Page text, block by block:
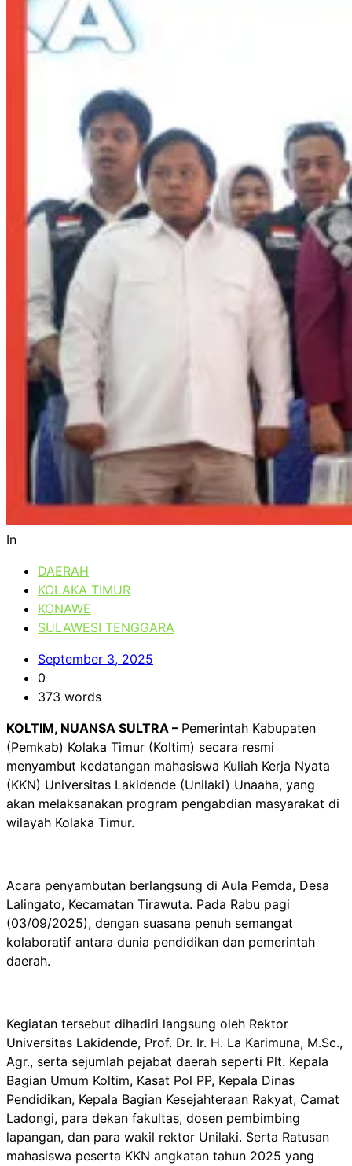
In
DAERAH
KOLAKA TIMUR
KONAWE
SULAWESI TENGGARA
September 3, 2025
0
373 words
KOLTIM, NUANSA SULTRA – Pemerintah Kabupaten
(Pemkab) Kolaka Timur (Koltim) secara resmi
menyambut kedatangan mahasiswa Kuliah Kerja Nyata
(KKN) Universitas Lakidende (Unilaki) Unaaha, yang
akan melaksanakan program pengabdian masyarakat di
wilayah Kolaka Timur.
Acara penyambutan berlangsung di Aula Pemda, Desa
Lalingato, Kecamatan Tirawuta. Pada Rabu pagi
(03/09/2025), dengan suasana penuh semangat
kolaboratif antara dunia pendidikan dan pemerintah
daerah.
Kegiatan tersebut dihadiri langsung oleh Rektor
Universitas Lakidende, Prof. Dr. Ir. H. La Karimuna, M.Sc.,
Agr., serta sejumlah pejabat daerah seperti Plt. Kepala
Bagian Umum Koltim, Kasat Pol PP, Kepala Dinas
Pendidikan, Kepala Bagian Kesejahteraan Rakyat, Camat
Ladongi, para dekan fakultas, dosen pembimbing
lapangan, dan para wakil rektor Unilaki. Serta Ratusan
mahasiswa peserta KKN angkatan tahun 2025 yang